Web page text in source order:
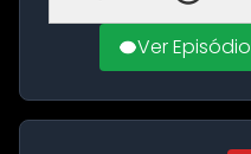
Ver Episódio